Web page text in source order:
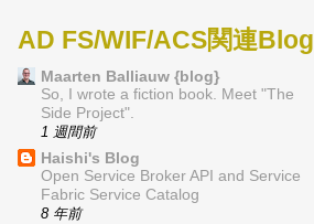
AD FS/WIF/ACS関連Blog
Maarten Balliauw {blog}
So, I wrote a fiction book. Meet "The
Side Project".
1 週間前
Haishi's Blog
Open Service Broker API and Service
Fabric Service Catalog
8 年前